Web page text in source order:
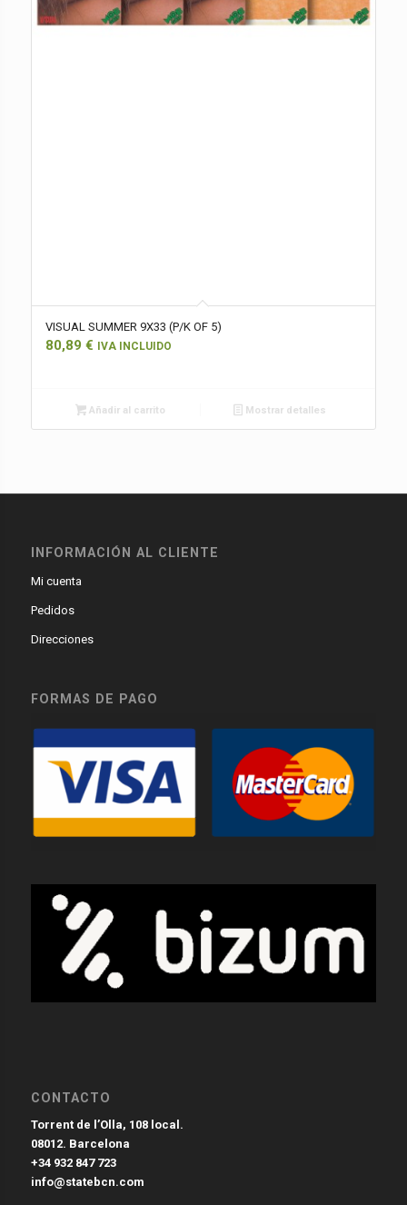
VISUAL SUMMER 9X33 (P/K OF 5)
80,89 € IVA INCLUIDO
Añadir al carrito Mostrar detalles
INFORMACIÓN AL CLIENTE
Mi cuenta
Pedidos
Direcciones
FORMAS DE PAGO
CONTACTO
Torrent de l’Olla, 108 local.
08012. Barcelona
+34 932 847 723
info@statebcn.com